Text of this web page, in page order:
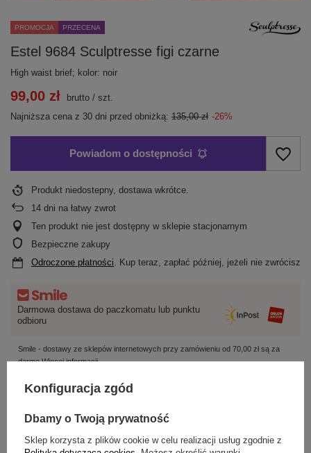
PROMOCJA PRZECENA
Estel 9684 Sculptresse figi czarne
High waist brief; kolor: noir
99,00 zł brutto / szt.
Najniższa cena z 30 dni przed obniżką: 135,00 zł -26%
Powiadom o dostępności
Produkt niedostepny, dostawa wkrótce
14 dni na łatwy zwrot
Ten produkt nie jest dostępny w sklepie stacjonarnym
Bezpieczne zakupy
Odroczone płatności. Kup teraz, zapłać później, jeżeli nie zwrócisz
Darmowa dostawa do paczkomatu lub punktu
odbioru
Smile - dostawy ze sklepów internetowych przy zamówieniu od 70,00 złsą za
darmoWięcej informacji.
SZCZEGÓŁOWE DANE
Konfiguracja zgód
Dbamy o Twoją prywatność
Sklep korzysta z plików cookie w celu realizacji usług zgodnie z